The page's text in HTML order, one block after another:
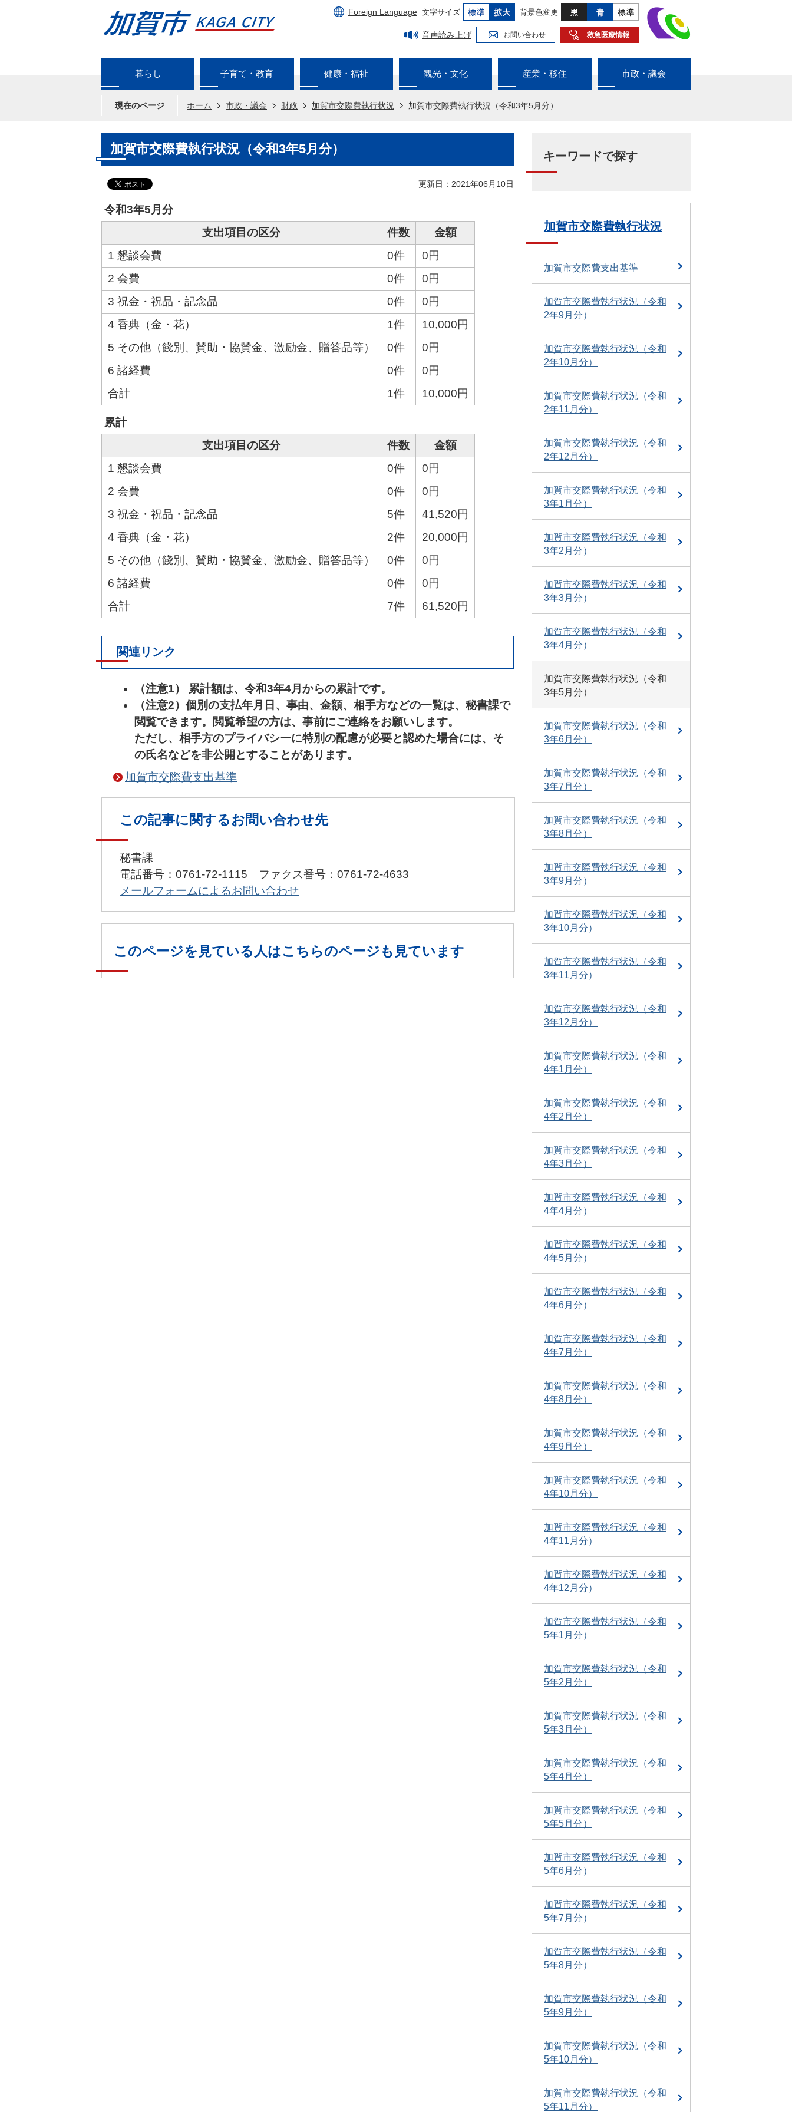
Foreign Language 文字サイズ 背景色変更
音声読み上げ お問い合わせ 救急医療情報
暮らし 子育て・教育 健康・福祉 観光・文化 産業・移住 市政・議会
現在のページ ホーム 市政・議会 財政 加賀市交際費執行状況 加賀市交際費執行状況（令和3年5月分）
加賀市交際費執行状況（令和3年5月分）
更新日：2021年06月10日
令和3年5月分
支出項目の区分
件数
金額
1 懇談会費
0件
0円
2 会費
0件
0円
3 祝金・祝品・記念品
0件
0円
4 香典（金・花）
1件
10,000円
5 その他（餞別、賛助・協賛金、激励金、贈答品等）
0件
0円
6 諸経費
0件
0円
合計
1件 10,000円
累計
支出項目の区分
件数
金額
1 懇談会費
0件
0円
2 会費
0件
0円
3 祝金・祝品・記念品
5件
41,520円
4 香典（金・花）
2件
20,000円
5 その他（餞別、賛助・協賛金、激励金、贈答品等）
0件
0円
6 諸経費
0件
0円
合計
7件 61,520円
関連リンク
（注意1） 累計額は、令和3年4月からの累計です。
（注意2）個別の支払年月日、事由、金額、相手方などの一覧は、秘書課で
閲覧できます。閲覧希望の方は、事前にご連絡をお願いします。
ただし、相手方のプライバシーに特別の配慮が必要と認めた場合には、そ
の氏名などを非公開とすることがあります。
加賀市交際費支出基準
この記事に関するお問い合わせ先
秘書課
電話番号：0761-72-1115 ファクス番号：0761-72-4633
メールフォームによるお問い合わせ
このページを見ている人はこちらのページも見ています
キーワードで探す
加賀市交際費執行状況
加賀市交際費支出基準
加賀市交際費執行状況（令和
2年9月分）
加賀市交際費執行状況（令和
2年10月分）
加賀市交際費執行状況（令和
2年11月分）
加賀市交際費執行状況（令和
2年12月分）
加賀市交際費執行状況（令和
3年1月分）
加賀市交際費執行状況（令和
3年2月分）
加賀市交際費執行状況（令和
3年3月分）
加賀市交際費執行状況（令和
3年4月分）
加賀市交際費執行状況（令和
3年5月分）
加賀市交際費執行状況（令和
3年6月分）
加賀市交際費執行状況（令和
3年7月分）
加賀市交際費執行状況（令和
3年8月分）
加賀市交際費執行状況（令和
3年9月分）
加賀市交際費執行状況（令和
3年10月分）
加賀市交際費執行状況（令和
3年11月分）
加賀市交際費執行状況（令和
3年12月分）
加賀市交際費執行状況（令和
4年1月分）
加賀市交際費執行状況（令和
4年2月分）
加賀市交際費執行状況（令和
4年3月分）
加賀市交際費執行状況（令和
4年4月分）
加賀市交際費執行状況（令和
4年5月分）
加賀市交際費執行状況（令和
4年6月分）
加賀市交際費執行状況（令和
4年7月分）
加賀市交際費執行状況（令和
4年8月分）
加賀市交際費執行状況（令和
4年9月分）
加賀市交際費執行状況（令和
4年10月分）
加賀市交際費執行状況（令和
4年11月分）
加賀市交際費執行状況（令和
4年12月分）
加賀市交際費執行状況（令和
5年1月分）
加賀市交際費執行状況（令和
5年2月分）
加賀市交際費執行状況（令和
5年3月分）
加賀市交際費執行状況（令和
5年4月分）
加賀市交際費執行状況（令和
5年5月分）
加賀市交際費執行状況（令和
5年6月分）
加賀市交際費執行状況（令和
5年7月分）
加賀市交際費執行状況（令和
5年8月分）
加賀市交際費執行状況（令和
5年9月分）
加賀市交際費執行状況（令和
5年10月分）
加賀市交際費執行状況（令和
5年11月分）